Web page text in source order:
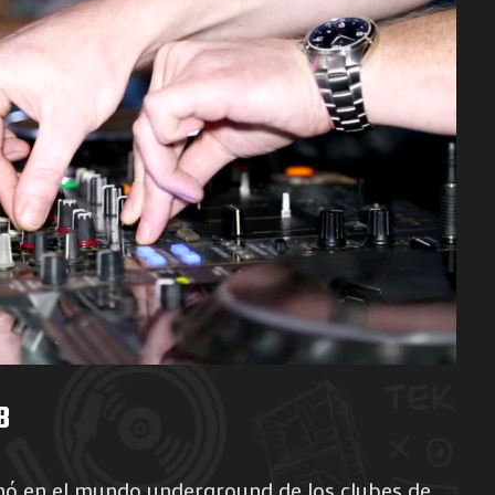
en el mundo underground de los clubes de